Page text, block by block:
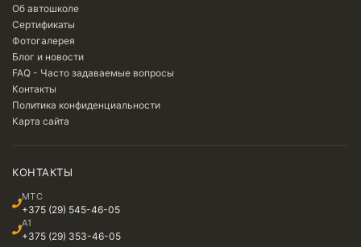
Об автошколе
Сертификаты
Фотогалерея
Блог и новости
FAQ - Часто задаваемые вопросы
Контакты
Политика конфиденциальности
Карта сайта
КОНТАКТЫ
МТС
+375 (29) 545-46-05
A1
+375 (29) 353-46-05